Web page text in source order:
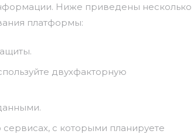
Ниже приведены несколько
платформы:
двухфакторную
с которыми планируете